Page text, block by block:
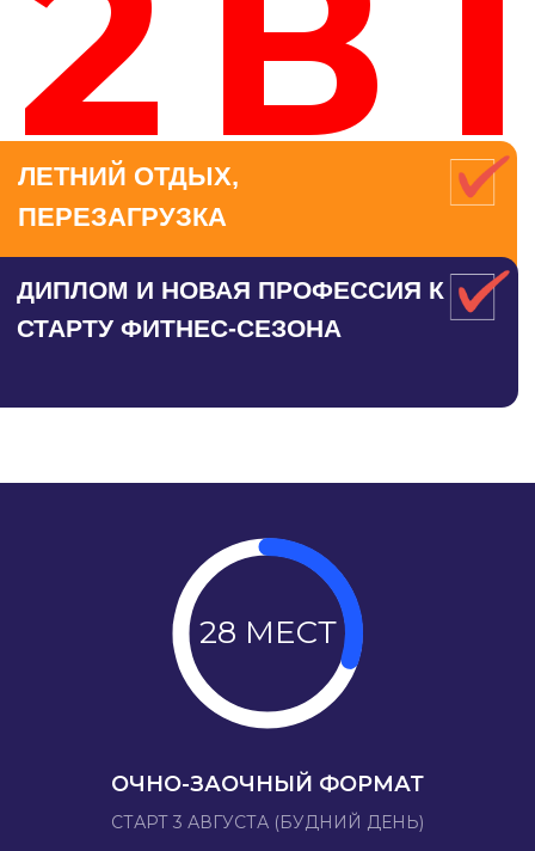
28 МЕСТ
ОЧНО-ЗАОЧНЫЙ ФОРМАТ
СТАРТ 3 АВГУСТА (БУДНИЙ ДЕНЬ)